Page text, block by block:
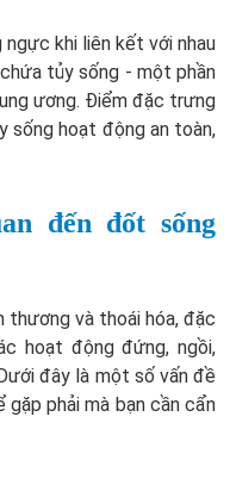
khi liên kết với nhau
tủy sống - một phần
ương. Điểm đặc trưng
sống hoạt động an toàn,
đến đốt sống
và thoái hóa, đặc
hoạt động đứng, ngồi,
đây là một số vấn đề
phải mà bạn cần cẩn